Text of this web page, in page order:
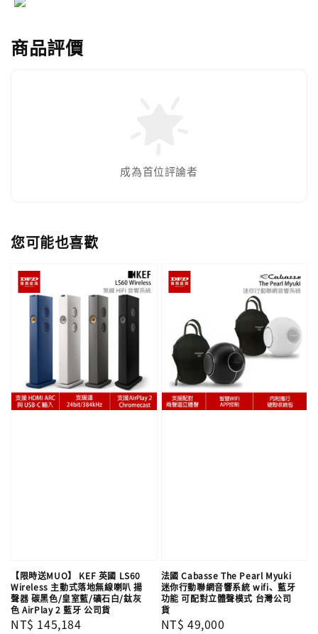
商品評價
成為首位評論者
您可能也喜歡
【限時送MUO】 KEF 英國 LS60
Wireless 主動式落地無線喇叭 揚
聲器 碳黑色/皇室藍/礦石白/鈦灰
色 AirPlay 2 藍牙 公司貨
Regular
NT$ 145,184
法國 Cabasse The Pearl Myuki
迷你行動聯網音響系統 wifi、藍牙
功能 可配對立體聲模式 台灣公司
貨
Regular
NT$ 49,000